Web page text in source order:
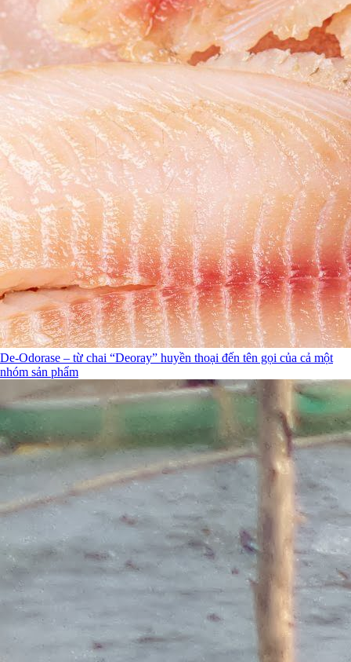
De-Odorase – từ chai “Deoray” huyền thoại đến tên gọi của cả một
nhóm sản phẩm